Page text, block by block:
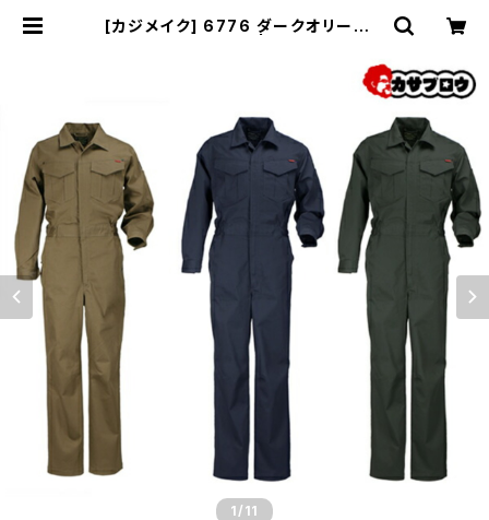
[カジメイク] 6776 ダークオリーブ L
1 /11